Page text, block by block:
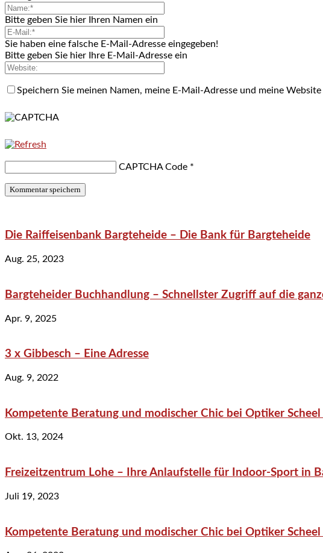
Bitte geben Sie hier Ihren Namen ein
Sie haben eine falsche E-Mail-Adresse eingegeben!
Bitte geben Sie hier Ihre E-Mail-Adresse ein
Speichern Sie meinen Namen, meine E-Mail-Adresse und meine
CAPTCHA Code *
Die Raiffeisenbank Bargteheide – Die Bank für Bargteheide
Aug. 25, 2023
Bargteheider Buchhandlung – Schnellster Zugriff auf die
Apr. 9, 2025
3 x Gibbesch – Eine Adresse
Aug. 9, 2022
Kompetente Beratung und modischer Chic bei Optiker
Okt. 13, 2024
Freizeitzentrum Lohe – Ihre Anlaufstelle für Indoor-Sport in
Juli 19, 2023
Kompetente Beratung und modischer Chic bei Optiker